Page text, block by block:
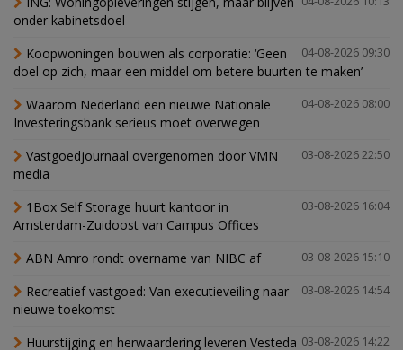
onder kabinetsdoel
04-08-2026 09:30
Koopwoningen bouwen als corporatie: ‘Geen
doel op zich, maar een middel om betere buurten te maken’
04-08-2026 08:00
Waarom Nederland een nieuwe Nationale
Investeringsbank serieus moet overwegen
03-08-2026 22:50
Vastgoedjournaal overgenomen door VMN
media
03-08-2026 16:04
1Box Self Storage huurt kantoor in
Amsterdam-Zuidoost van Campus Offices
03-08-2026 15:10
ABN Amro rondt overname van NIBC af
03-08-2026 14:54
Recreatief vastgoed: Van executieveiling naar
nieuwe toekomst
03-08-2026 14:22
Huurstijging en herwaardering leveren Vesteda